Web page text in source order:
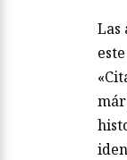
Las